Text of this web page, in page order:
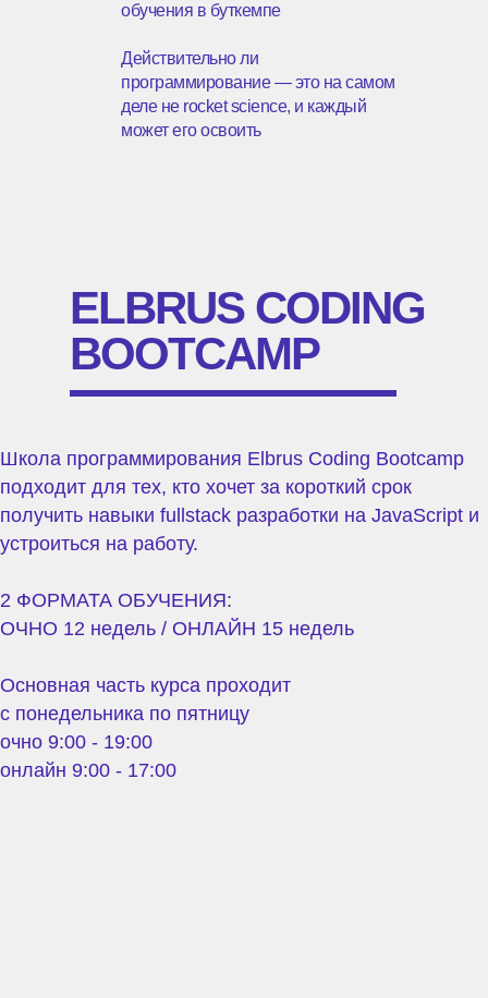
обучения в буткемпе
Действительно ли
программирование — это на самом
деле не rocket science, и каждый
может его освоить
ELBRUS CODING
BOOTCAMP
Школа программирования Elbrus Coding Bootcamp
подходит для тех, кто хочет за короткий срок
получить навыки fullstack разработки на JavaScript и
устроиться на работу.
2 ФОРМАТА ОБУЧЕНИЯ:
ОЧНО 12 недель / ОНЛАЙН 15 недель
Основная часть курса проходит
с понедельника по пятницу
очно 9:00 - 19:00
онлайн 9:00 - 17:00